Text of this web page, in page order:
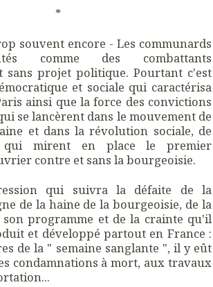
*
souvent encore - Les communards
comme des combattants
sans projet politique. Pourtant c'est
et sociale qui caractérisa
ainsi que la force des convictions
se lancèrent dans le mouvement de
et dans la révolution sociale, de
mirent en place le premier
contre et sans la bourgeoisie.
qui suivra la défaite de la
de la haine de la bourgeoisie, de la
programme et de la crainte qu'il
et développé partout en France :
de la " semaine sanglante ", il y eût
condamnations à mort, aux travaux